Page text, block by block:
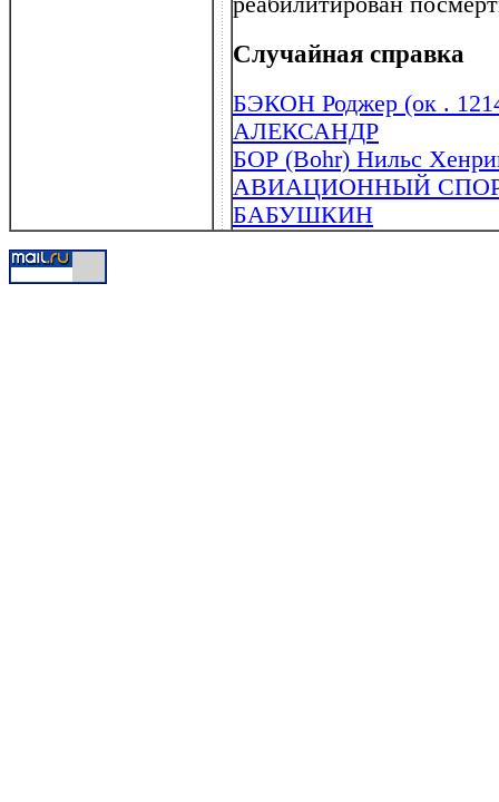
Случайная справка
БЭКОН Роджер (ок .
АЛЕКСАНДР
БОР (Bohr) Нильс
АВИАЦИОННЫЙ
БАБУШКИН